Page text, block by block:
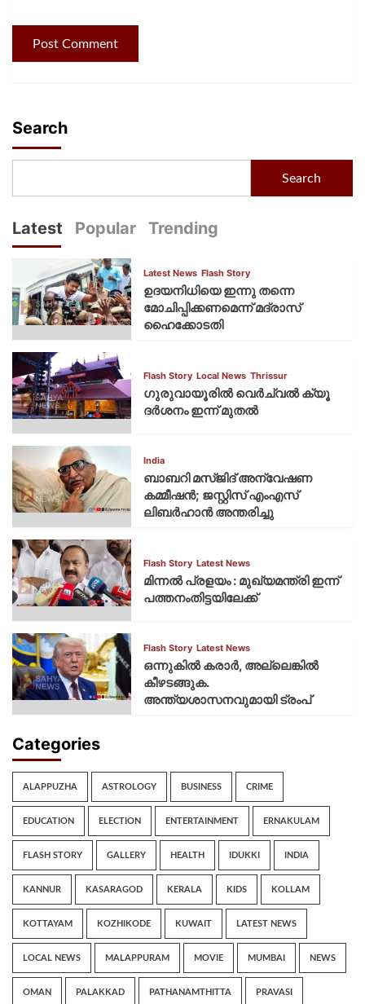
Search
Search
Latest Popular Trending
Latest News Flash Story
ഉദയനിധിയെ ഇന്നു തന്നെ
മോചിപ്പിക്കണമെന്ന് മദ്രാസ്
ഹൈക്കോടതി
Flash Story Local News Thrissur
ഗുരുവായൂരില്‍ വെര്‍ച്വല്‍ ക്യൂ
ദര്‍ശനം ഇന്ന് മുതല്‍
India
ബാബറി മസ്ജിദ് അന്വേഷണ
കമ്മീഷന്‍; ജസ്റ്റിസ് എംഎസ്
ലിബര്‍ഹാന്‍ അന്തരിച്ചു
Flash Story Latest News
മിന്നല്‍ പ്രളയം : മുഖ്യമന്ത്രി ഇന്ന്
പത്തനംതിട്ടയിലേക്ക്
Flash Story Latest News
ഒന്നുകില്‍ കരാര്‍, അല്ലെങ്കില്‍
കീഴടങ്ങുക.
അന്ത്യശാസനവുമായി ട്രംപ്
Categories
ALAPPUZHA ASTROLOGY BUSINESS CRIME
EDUCATION ELECTION ENTERTAINMENT ERNAKULAM
FLASH STORY GALLERY HEALTH IDUKKI INDIA
KANNUR KASARAGOD KERALA KIDS KOLLAM
KOTTAYAM KOZHIKODE KUWAIT LATEST NEWS
LOCAL NEWS MALAPPURAM MOVIE MUMBAI NEWS
OMAN PALAKKAD PATHANAMTHITTA PRAVASI